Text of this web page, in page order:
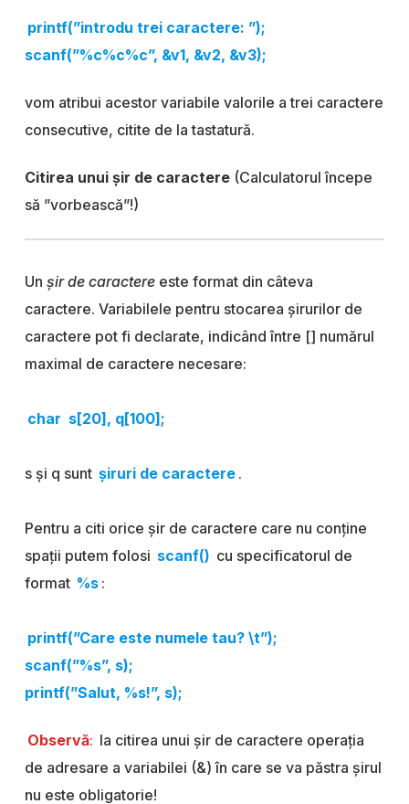
printf(”introdu trei caractere: ”);
scanf(”%c%c%c”, &v1, &v2, &v3);
vom atribui acestor variabile valorile a trei caractere
consecutive, citite de la tastatură.
Citirea unui șir de caractere (Calculatorul începe
să ”vorbească”!)
Un șir de caractere este format din câteva
caractere. Variabilele pentru stocarea șirurilor de
caractere pot fi declarate, indicând între [] numărul
maximal de caractere necesare:
char s[20], q[100];
s și q sunt șiruri de caractere .
Pentru a citi orice șir de caractere care nu conține
spații putem folosi scanf() cu specificatorul de
format %s :
printf(”Care este numele tau? \t”);
scanf(”%s”, s);
printf(”Salut, %s!”, s);
Observă: la citirea unui șir de caractere operația
de adresare a variabilei (&) în care se va păstra șirul
nu este obligatorie!